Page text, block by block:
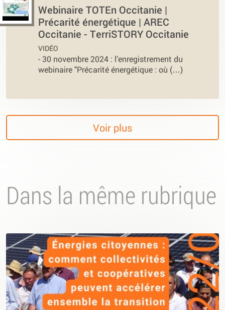
Webinaire TOTEn Occitanie |
Précarité énergétique | AREC
Occitanie - TerriSTORY Occitanie
VIDÉO
-30 novembre 2024 : l’enregistrement du
webinaire "Précarité énergétique : où (…)
Voir plus
Dans la même rubrique